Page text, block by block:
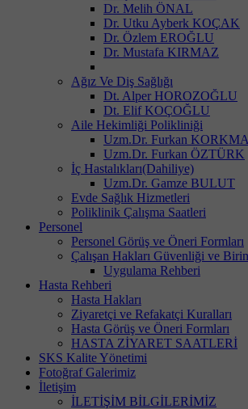
Dr. Melih ÖNAL
Dr. Utku Ayberk KOÇAK
Dr. Özlem EROĞLU
Dr. Mustafa KIRMAZ
Ağız Ve Diş Sağlığı
Dt. Alper HOROZOĞLU
Dt. Elif KOÇOĞLU
Aile Hekimliği Polikliniği
Uzm.Dr. Furkan
Uzm.Dr. Furkan ÖZTÜRK
İç Hastalıkları(Dahiliye)
Uzm.Dr. Gamze BULUT
Evde Sağlık Hizmetleri
Poliklinik Çalışma Saatleri
Personel
Personel Görüş ve Öneri Formları
Çalışan Hakları Güvenliği ve
Uygulama Rehberi
Hasta Rehberi
Hasta Hakları
Ziyaretçi ve Refakatçi Kuralları
Hasta Görüş ve Öneri Formları
HASTA ZİYARET SAATLERİ
SKS Kalite Yönetimi
Fotoğraf Galerimiz
İletişim
İLETİŞİM BİLGİLERİMİZ